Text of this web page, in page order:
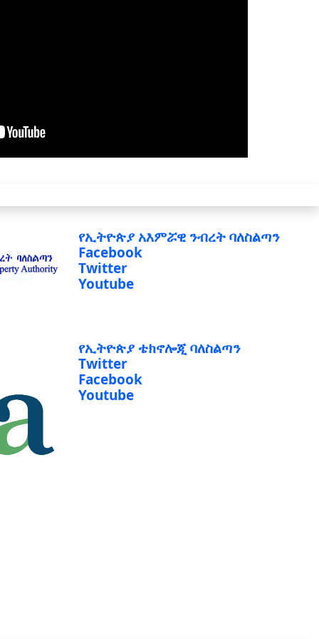
የኢትዮጵያ አእምሯዊ ንብረት ባለስልጣን
Facebook
Twitter
Youtube
የኢትዮጵያ ቴክኖሎጂ ባለስልጣን
Twitter
Facebook
Youtube